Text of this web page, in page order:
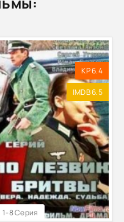
1-8 Серия
KP 6.4
IMDB 6.5